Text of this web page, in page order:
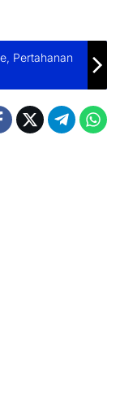
Pertahanan